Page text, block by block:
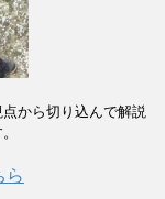
から切り込んで解説
ら